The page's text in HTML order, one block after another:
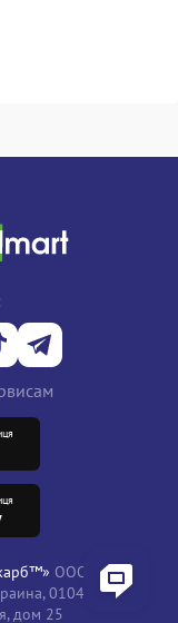
ООО "ТРЕЙД
01042, город
дом 25